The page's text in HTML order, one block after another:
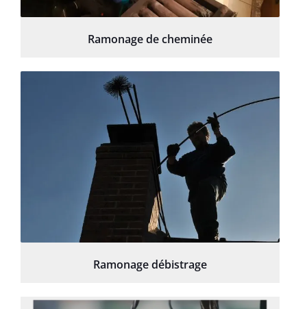
Ramonage de cheminée
Ramonage débistrage